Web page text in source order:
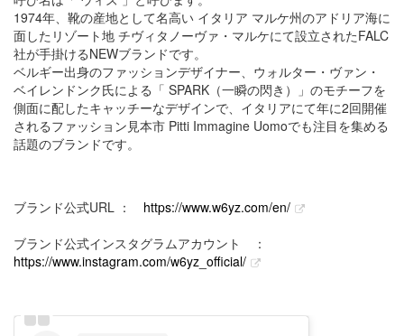
1974年、靴の産地として名高い イタリア マルケ州のアドリア海に
面したリゾート地 チヴィタノーヴァ・マルケにて設立されたFALC
社が手掛けるNEWブランドです。
ベルギー出身のファッションデザイナー、ウォルター・ヴァン・
ベイレンドンク氏による「 SPARK（一瞬の閃き）」のモチーフを
側面に配したキャッチーなデザインで、イタリアにて年に2回開催
されるファッション見本市 Pitti Immagine Uomoでも注目を集める
話題のブランドです。
ブランド公式URL ： https://www.w6yz.com/en/
ブランド公式インスタグラムアカウント ：
https://www.instagram.com/w6yz_official/